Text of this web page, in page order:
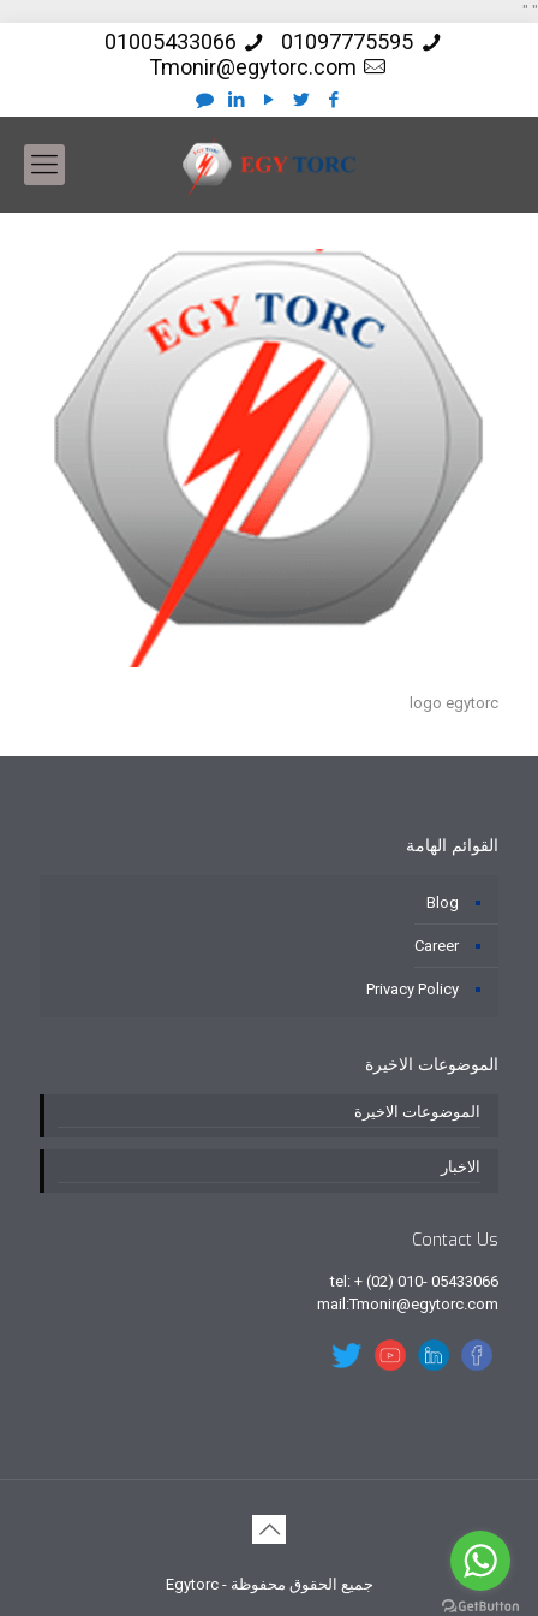
"
"
01097775595
01005433066
Tmonir@egytorc.com
logo egytorc
القوائم الهامة
Blog
Career
Privacy Policy
الموضوعات الاخيرة
الموضوعات الاخيرة
الاخبار
Contact Us
tel: + (02) 010- 05433066
mail:Tmonir@egytorc.com
جميع الحقوق محفوظة - Egytorc